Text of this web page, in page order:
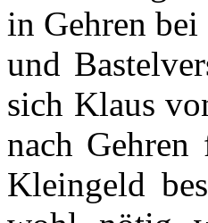
in Gehren
und
sich Klaus
nach
Kleingeld